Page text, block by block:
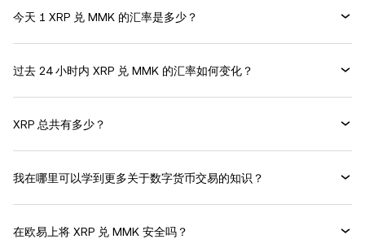
今天 1 XRP 兑 MMK 的汇率是多少？
过去 24 小时内 XRP 兑 MMK 的汇率如何变化？
XRP 总共有多少？
我在哪里可以学到更多关于数字货币交易的知识？
在欧易上将 XRP 兑 MMK 安全吗？